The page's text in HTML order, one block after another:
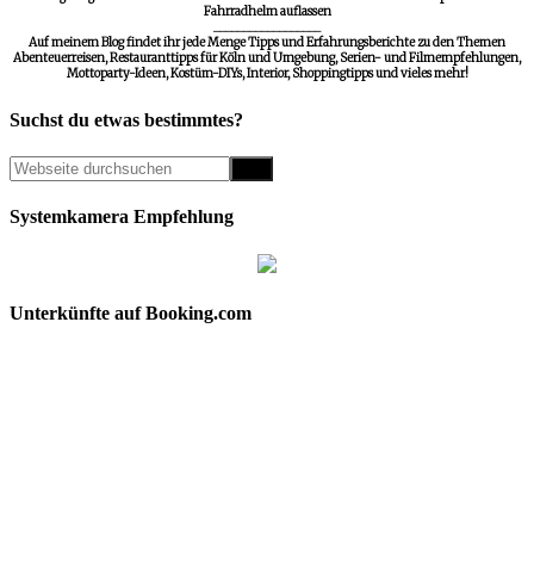
Fahrradhelm auflassen
__________________
Auf meinem Blog findet ihr jede Menge Tipps und Erfahrungsberichte zu den Themen
Abenteuerreisen, Restauranttipps für Köln und Umgebung, Serien- und Filmempfehlungen,
Mottoparty-Ideen, Kostüm-DIYs, Interior, Shoppingtipps und vieles mehr!
Suchst du etwas bestimmtes?
Systemkamera Empfehlung
Unterkünfte auf Booking.com